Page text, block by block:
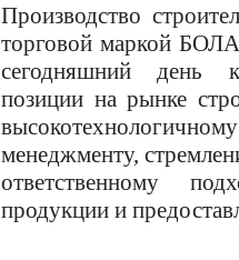
Производство
торговой маркой
сегодняшний день
позиции на рынке
менеджменту,
ответственному
продукции и